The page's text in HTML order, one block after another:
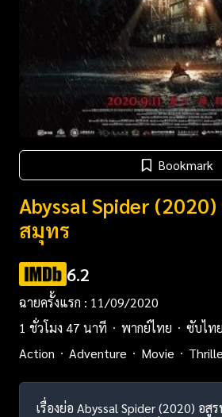
Bookmark
Abyssal Spider
สมุทร
6.2
ฉายครั้งแรก : 11/09/2020
1 ชั่วโมง 47 นาที
พากย์ไทย ซับไทย
Action
Adventure Movie
เรื่องย่อ Abyssal Spider (2020) อสู